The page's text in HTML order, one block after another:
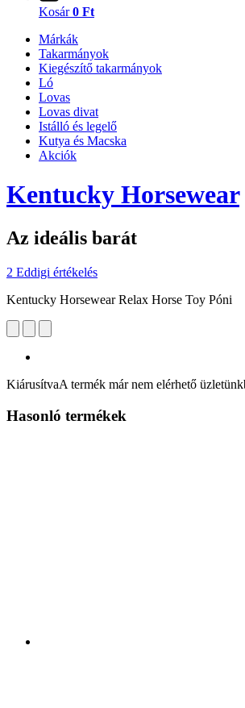
Kosár 0 Ft
Márkák
Takarmányok
Kiegészítő takarmányok
Ló
Lovas
Lovas divat
Istálló és legelő
Kutya és Macska
Akciók
Kentucky Horsewear
Az ideális barát
2 Eddigi értékelés
Kentucky Horsewear Relax Horse Toy Póni
KiárusítvaA termék már nem elérhető
Hasonló termékek